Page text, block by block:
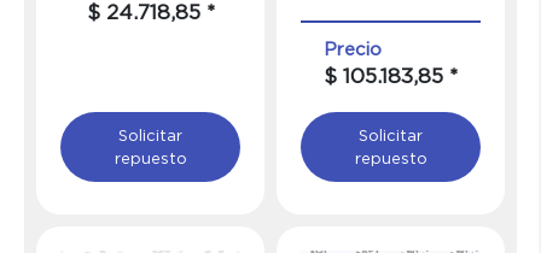
$ 24.718,85 *
Solicitar
repuesto
Precio
$ 105.183,85 *
Solicitar
repuesto